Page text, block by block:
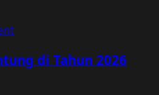
di Tahun 2026